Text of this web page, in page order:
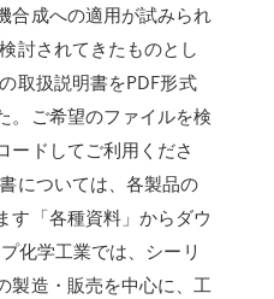
合成への適用が試みられ
討されてきたものとし
取扱説明書をPDF形式
。ご希望のファイルを検
ードしてご利用くださ
については、各製品の
す「各種資料」からダウ
化学工業では、シーリ
製造・販売を中心に、工